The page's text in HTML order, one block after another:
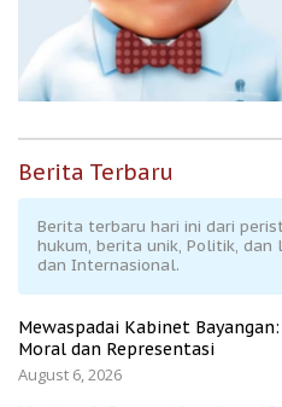
Berita Terbaru
Berita terbaru hari ini dari
hukum, berita unik, Politik,
dan Internasional.
Mewaspadai Kabinet
Moral dan Representasi
August 6, 2026